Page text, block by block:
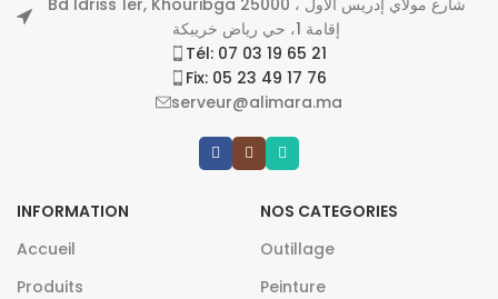
إقامة 1، حي رياض خريبكة
Tél: 07 03 19 65 21
Fix: 05 23 49 17 76
serveur@alimara.ma
INFORMATION
Accueil
Produits
NOS CATEGORIES
Outillage
Peinture